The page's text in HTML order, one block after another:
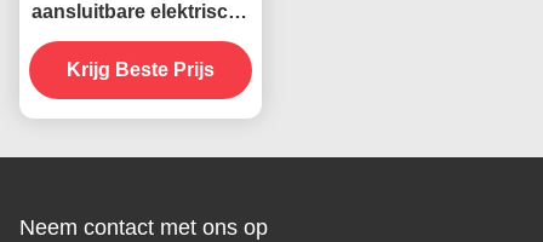
aansluitbare elektrische
395 NM UV muggen
doden lamp vliegende
insecten vanger
Krijg Beste Prijs
Neem contact met ons op